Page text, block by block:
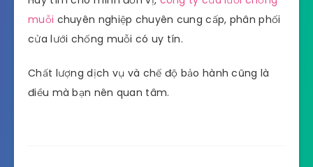
muỗi chuyên nghiệp chuyên cung cấp, phân phối
cửa lưới chống muỗi có uy tín.
Chất lượng dịch vụ và chế độ bảo hành cũng là
điều mà bạn nên quan tâm.